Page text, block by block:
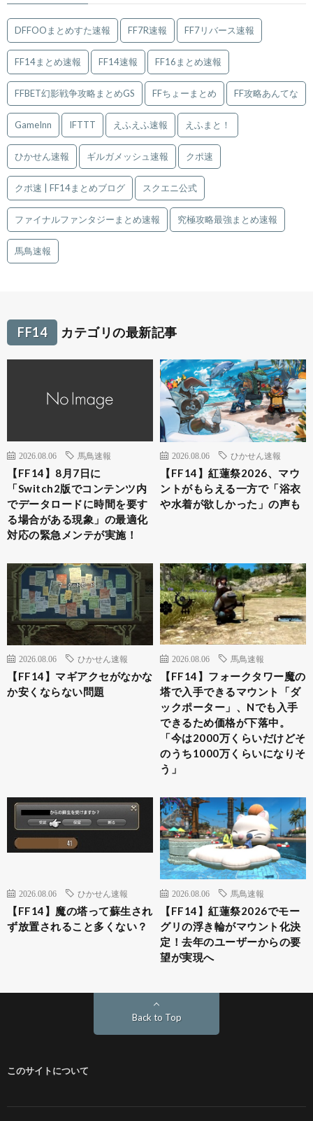
DFFOOまとめすた速報 FF7R速報 FF7リバース速報
FF14まとめ速報 FF14速報 FF16まとめ速報
FFBET幻影戦争攻略まとめGS FFちょーまとめ FF攻略あんてな
GameInn IFTTT えふえふ速報 えふまと！
ひかせん速報 ギルガメッシュ速報 クポ速
クポ速 | FF14まとめブログ スクエニ公式
ファイナルファンタジーまとめ速報 究極攻略最強まとめ速報
馬鳥速報
FF14 カテゴリの最新記事
2026.08.06 馬鳥速報
【FF14】8月7日に
「Switch2版でコンテンツ内
でデータロードに時間を要す
る場合がある現象」の最適化
対応の緊急メンテが実施！
2026.08.06 ひかせん速報
【FF14】紅蓮祭2026、マウ
ントがもらえる一方で「浴衣
や水着が欲しかった」の声も
2026.08.06 ひかせん速報
【FF14】マギアクセがなかな
か安くならない問題
2026.08.06 馬鳥速報
【FF14】フォークタワー魔の
塔で入手できるマウント「ダ
ックポーター」、Nでも入手
できるため価格が下落中。
「今は2000万くらいだけどそ
のうち1000万くらいになりそ
う」
2026.08.06 ひかせん速報
【FF14】魔の塔って蘇生され
ず放置されること多くない？
2026.08.06 馬鳥速報
【FF14】紅蓮祭2026でモー
グリの浮き輪がマウント化決
定！去年のユーザーからの要
望が実現へ
Back to Top
このサイトについて